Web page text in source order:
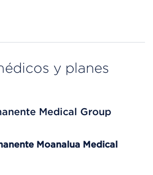
y planes
Medical Group
Moanalua Medical